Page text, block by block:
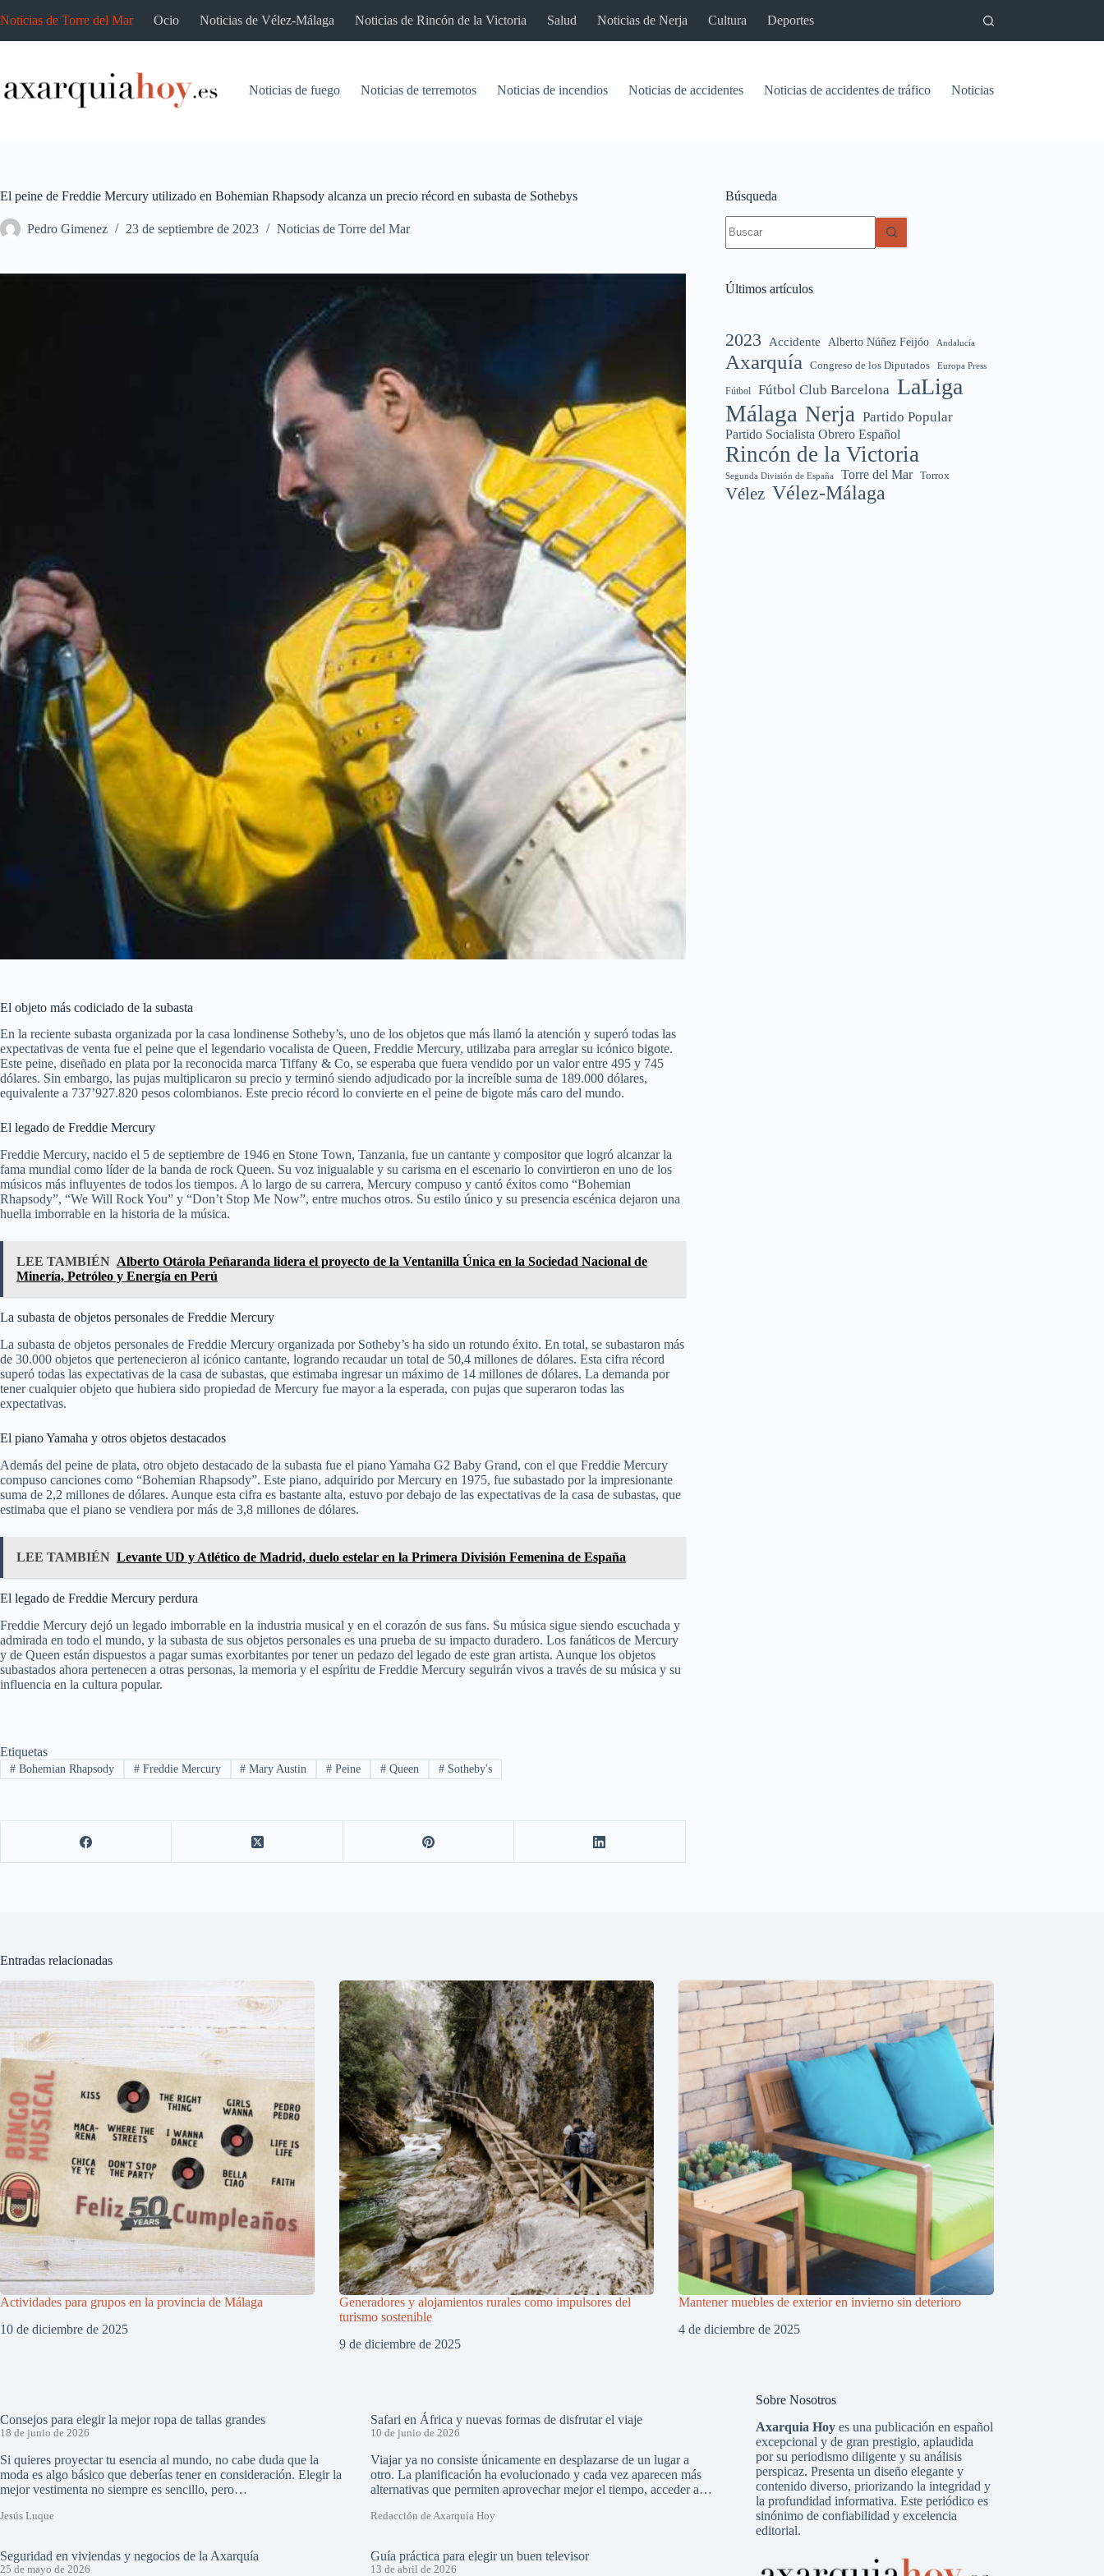
al
Noticias de Torre del Mar Ocio Noticias de Vélez-Málaga Noticias de Rincón de la Victoria Salud Noticias de Nerja Cultura Deportes
Noticias de fuego Noticias de terremotos Noticias de incendios Noticias de accidentes Noticias de accidentes de tráfico Noticias del pantano de
El peine de Freddie Mercury utilizado en Bohemian Rhapsody alcanza un precio récord en subasta de Sothebys
Pedro Gimenez 23 de septiembre de 2023 Noticias de Torre del Mar
El objeto más codiciado de la subasta
En la reciente subasta organizada por la casa londinense Sotheby’s, uno de los objetos que más llamó la atención y superó todas las
expectativas de venta fue el peine que el legendario vocalista de Queen, Freddie Mercury, utilizaba para arreglar su icónico bigote.
Este peine, diseñado en plata por la reconocida marca Tiffany & Co, se esperaba que fuera vendido por un valor entre 495 y 745
dólares. Sin embargo, las pujas multiplicaron su precio y terminó siendo adjudicado por la increíble suma de 189.000 dólares,
equivalente a 737’927.820 pesos colombianos. Este precio récord lo convierte en el peine de bigote más caro del mundo.
El legado de Freddie Mercury
Freddie Mercury, nacido el 5 de septiembre de 1946 en Stone Town, Tanzania, fue un cantante y compositor que logró alcanzar la
fama mundial como líder de la banda de rock Queen. Su voz inigualable y su carisma en el escenario lo convirtieron en uno de los
músicos más influyentes de todos los tiempos. A lo largo de su carrera, Mercury compuso y cantó éxitos como “Bohemian
Rhapsody”, “We Will Rock You” y “Don’t Stop Me Now”, entre muchos otros. Su estilo único y su presencia escénica dejaron una
huella imborrable en la historia de la música.
LEE TAMBIÉN Alberto Otárola Peñaranda lidera el proyecto de la Ventanilla Única en la Sociedad Nacional de
Minería, Petróleo y Energía en Perú
La subasta de objetos personales de Freddie Mercury
La subasta de objetos personales de Freddie Mercury organizada por Sotheby’s ha sido un rotundo éxito. En total, se subastaron más
de 30.000 objetos que pertenecieron al icónico cantante, logrando recaudar un total de 50,4 millones de dólares. Esta cifra récord
superó todas las expectativas de la casa de subastas, que estimaba ingresar un máximo de 14 millones de dólares. La demanda por
tener cualquier objeto que hubiera sido propiedad de Mercury fue mayor a la esperada, con pujas que superaron todas las
expectativas.
El piano Yamaha y otros objetos destacados
Además del peine de plata, otro objeto destacado de la subasta fue el piano Yamaha G2 Baby Grand, con el que Freddie Mercury
compuso canciones como “Bohemian Rhapsody”. Este piano, adquirido por Mercury en 1975, fue subastado por la impresionante
suma de 2,2 millones de dólares. Aunque esta cifra es bastante alta, estuvo por debajo de las expectativas de la casa de subastas, que
estimaba que el piano se vendiera por más de 3,8 millones de dólares.
LEE TAMBIÉN Levante UD y Atlético de Madrid, duelo estelar en la Primera División Femenina de España
El legado de Freddie Mercury perdura
Freddie Mercury dejó un legado imborrable en la industria musical y en el corazón de sus fans. Su música sigue siendo escuchada y
admirada en todo el mundo, y la subasta de sus objetos personales es una prueba de su impacto duradero. Los fanáticos de Mercury
y de Queen están dispuestos a pagar sumas exorbitantes por tener un pedazo del legado de este gran artista. Aunque los objetos
subastados ahora pertenecen a otras personas, la memoria y el espíritu de Freddie Mercury seguirán vivos a través de su música y su
influencia en la cultura popular.
Etiquetas
#Bohemian Rhapsody #Freddie Mercury # Mary Austin # Peine # Queen #Sotheby's
Búsqueda
resultados
Últimos artículos
2023 Accidente Alberto Núñez Feijóo Andalucía
Axarquía Congreso de los Diputados Europa Press
Fútbol Fútbol Club Barcelona LaLiga
Málaga Nerja Partido Popular
Partido Socialista Obrero Español
Rincón de la Victoria
Segunda División de España Torre del Mar Torrox
Vélez Vélez-Málaga
Entradas relacionadas
Actividades para grupos en la provincia de Málaga
10 de diciembre de 2025
Generadores y alojamientos rurales como impulsores del
turismo sostenible
9 de diciembre de 2025
Mantener muebles de exterior en invierno sin deterioro
4 de diciembre de 2025
Consejos para elegir la mejor ropa de tallas grandes
18 de junio de 2026
Si quieres proyectar tu esencia al mundo, no cabe duda que la
moda es algo básico que deberías tener en consideración. Elegir la
mejor vestimenta no siempre es sencillo, pero…
Jesús Luque
Safari en África y nuevas formas de disfrutar el viaje
10 de junio de 2026
Viajar ya no consiste únicamente en desplazarse de un lugar a
otro. La planificación ha evolucionado y cada vez aparecen más
alternativas que permiten aprovechar mejor el tiempo, acceder a…
Redacción de Axarquía Hoy
Seguridad en viviendas y negocios de la Axarquía
25 de mayo de 2026
Guía práctica para elegir un buen televisor
13 de abril de 2026
Sobre Nosotros
Axarquia Hoyes una publicación en español
excepcional y de gran prestigio, aplaudida
por su periodismo diligente y su análisis
perspicaz. Presenta un diseño elegante y
contenido diverso, priorizando la integridad y
la profundidad informativa. Este periódico es
sinónimo de confiabilidad y excelencia
editorial.